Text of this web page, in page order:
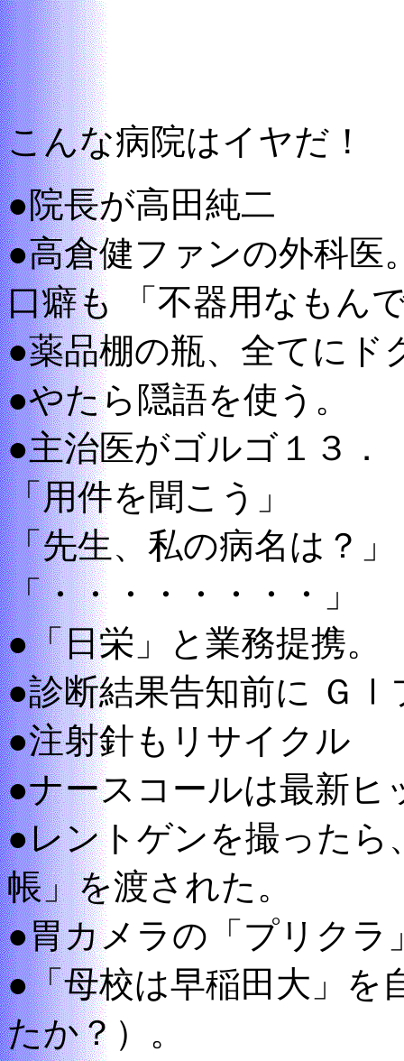
こんな病院はイヤだ！
●院長が高田純二
●高倉健ファンの外科医
口癖も 「不器用なもん
●薬品棚の瓶、全てにド
●やたら隠語を使う。
●主治医がゴルゴ１３．
「用件を聞こう」
「先生、私の病名は？」
「・・・・・・・・」
●「日栄」と業務提携。
●診断結果告知前に ＧⅠ
●注射針もリサイクル
●ナースコールは最新ヒ
●レントゲンを撮ったら
帳」を渡された。
●胃カメラの「プリクラ
●「母校は早稲田大」を
たか？）。